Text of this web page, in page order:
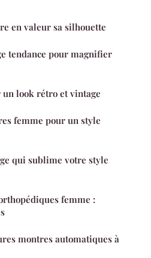
en valeur sa silhouette
tendance pour magnifier
un look rétro et vintage
femme pour un style
qui sublime votre style
femme :
montres automatiques à